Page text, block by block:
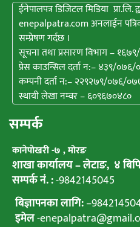
ईनेपालपत्र डिजिटल मिडिया प्रा.लि.
enepalpatra.com अनलाईन
सम्प्रेषण गर्दछ ।
सूचना तथा प्रसारण विभाग –
प्रेस काउन्सिल दर्ता न:– ४३९/
कम्पनी दर्ता न:– २२९२७९/०७६/
स्थायी लेखा नम्वर – ६०९६७०४८०
सम्पर्क
कानेपाेखरी -७ , मोरङ
शाखा कार्यालय – लेटाङ, ४
सम्पर्क नं. :-9842145045
बिज्ञापनका लागि:–
इमेल-